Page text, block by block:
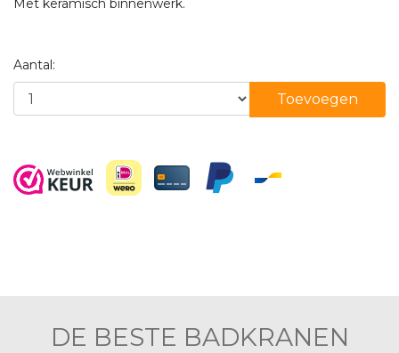
Met keramisch binnenwerk.
Aantal:
Toevoegen
DE BESTE BADKRANEN